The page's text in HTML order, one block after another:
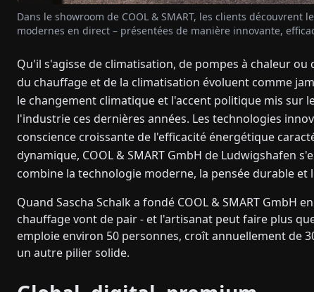
Dans le showroom de COOL & SMART, les clients
modernes en direct – présentées de manière innovante,
Qu'il s'agisse de climatisation, de pompes à chaleur
du chauffage et de la climatisation évoluent comme
le changement climatique et l'accent politique mis sur
l'industrie ces dernières années. Les technologies
conscience croissante de l'efficacité énergétique
dynamique, COOL & SMART GmbH de Ludwigshafen
combine la technologie moderne, la pensée durable
Quand Sascha Schalk a fondé COOL & SMART GmbH
chauffage vont de pair - et l'artisanat peut faire plus
emploie environ 50 personnes, croît annuellement de
un autre pilier solide.